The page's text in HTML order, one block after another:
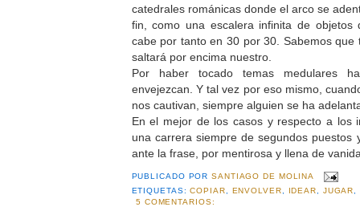
catedrales románicas donde el arco se
fin, como una escalera infinita de objetos
cabe por tanto en 30 por 30. Sabemos
saltará por encima nuestro.
Por haber tocado temas medulares
envejezcan. Y tal vez por eso mismo,
nos cautivan, siempre alguien se ha
En el mejor de los casos y respecto a los
una carrera siempre de segundos puestos
ante la frase, por mentirosa y llena de
PUBLICADO PORSANTIAGO DE MOLINA
ETIQUETAS:COPIAR, ENVOLVER, IDEAR, JUGAR,
5 COMENTARIOS: